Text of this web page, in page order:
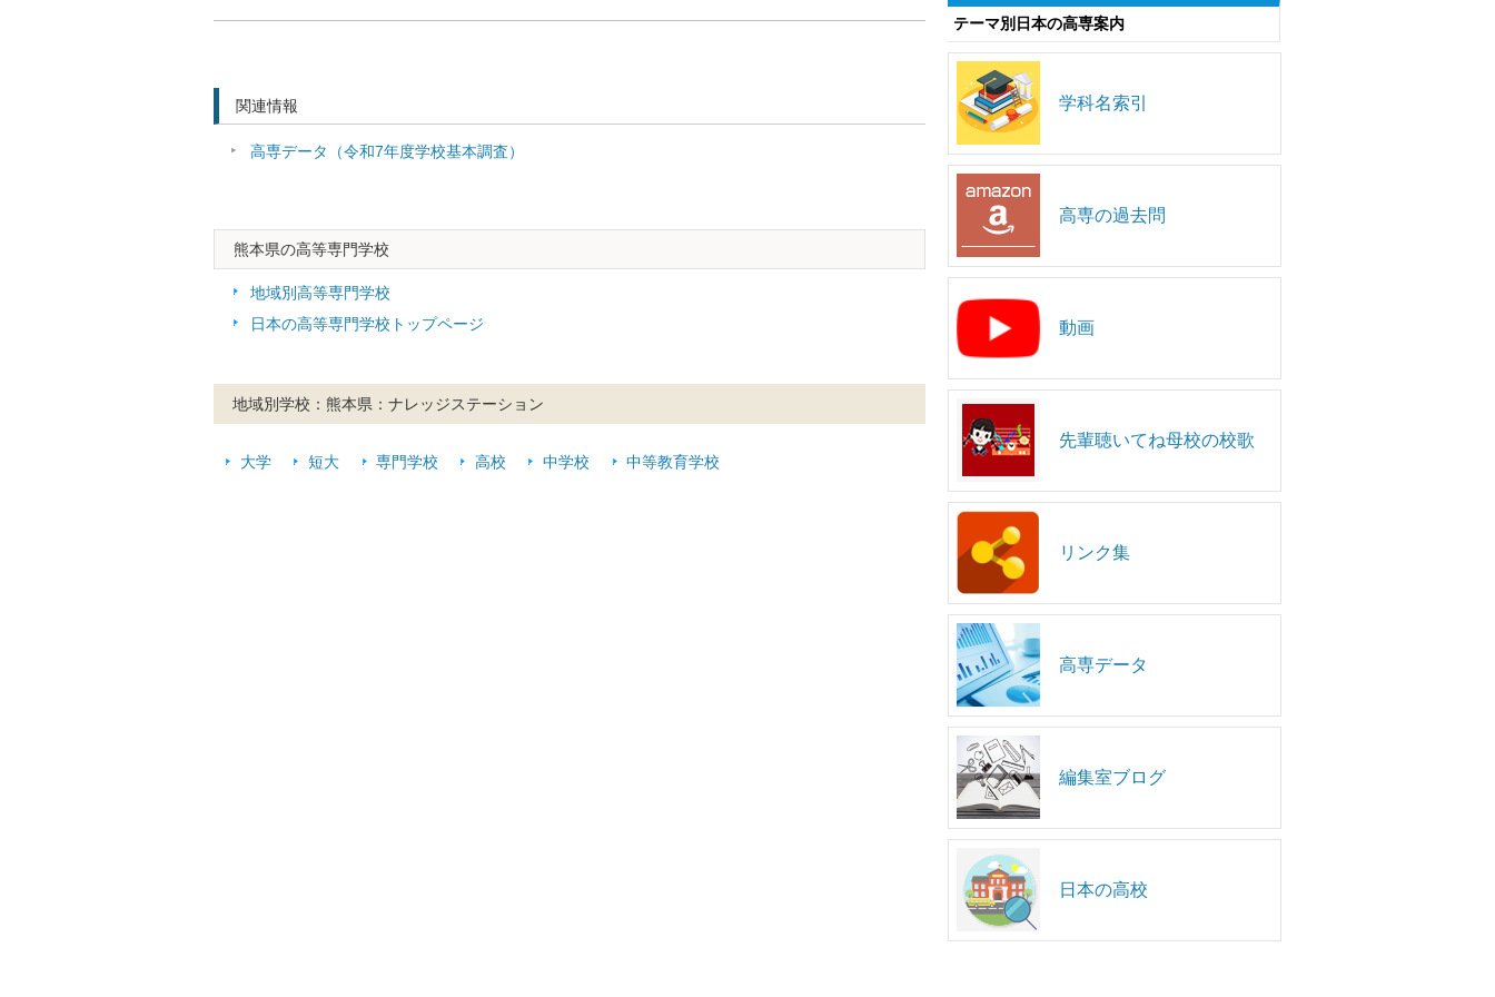
関連情報
高専データ（令和7年度学校基本調査）
熊本県の高等専門学校
地域別高等専門学校
日本の高等専門学校トップページ
地域別学校：熊本県：ナレッジステーション
大学 短大 専門学校 高校 中学校 中等教育学校
テーマ別日本の高専案内
学科名索引
高専の過去問
動画
先輩聴いてね母校の校歌
リンク集
高専データ
編集室ブログ
日本の高校